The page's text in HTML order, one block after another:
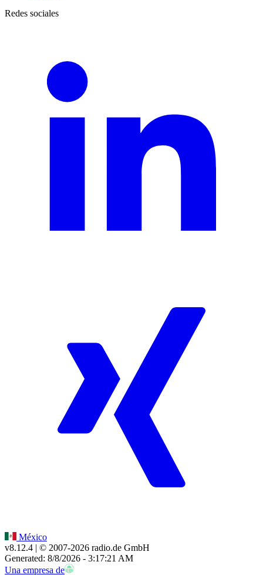
Redes sociales
México
v8.12.4 | © 2007-2026 radio.de GmbH
Generated: 8/8/2026 - 3:17:21 AM
Una empresa de